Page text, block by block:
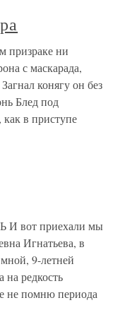
призраке ни
с маскарада,
конягу он без
Блед под
в приступе
вот приехали мы
Игнатьева, в
9-летней
редкость
не помню периода